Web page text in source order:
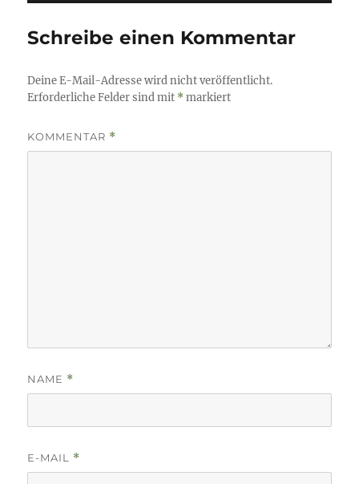
Schreibe einen Kommentar
Deine E-Mail-Adresse wird nicht veröffentlicht.
Erforderliche Felder sind mit *markiert
KOMMENTAR *
NAME *
E-MAIL *